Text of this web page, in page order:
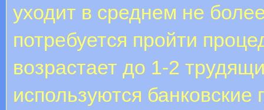
уходит в среднем не
потребуется пройти
возрастает до 1-2
используются